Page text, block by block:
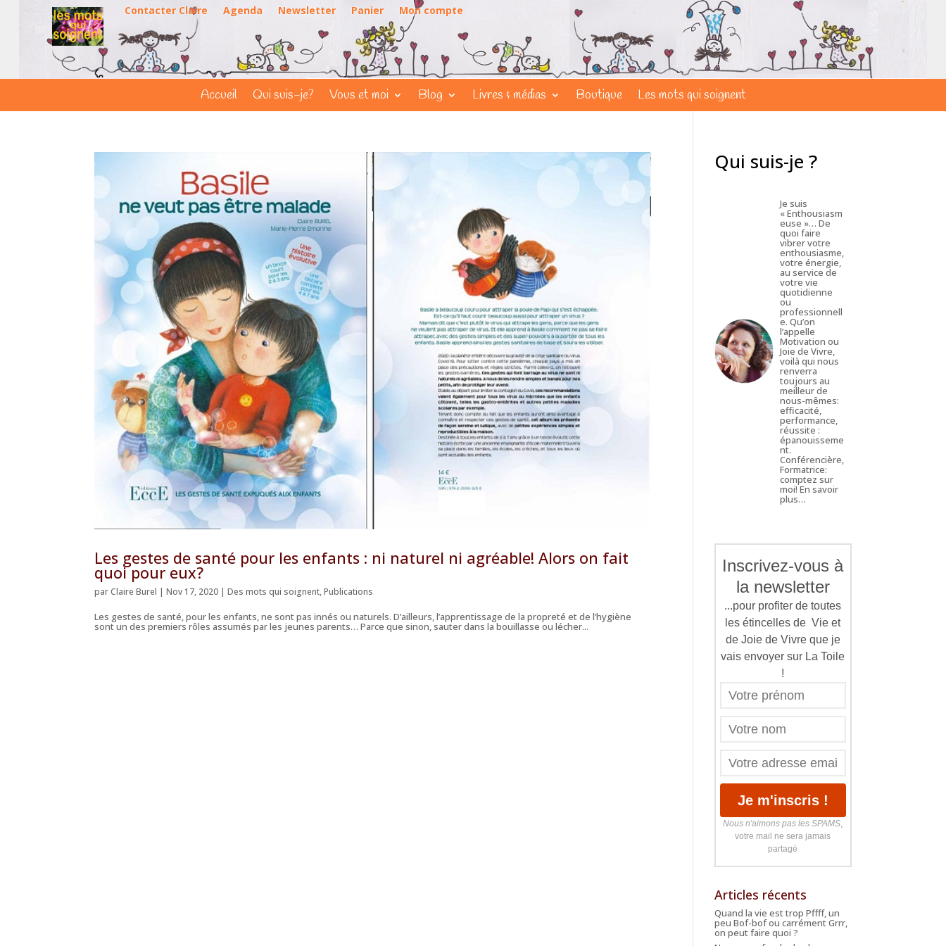
Contacter Claire Agenda Newsletter Panier Mon compte
Accueil Qui suis-je? Vous et moi Blog Livres & médias Boutique Les mots qui soignent
Les gestes de santé pour les enfants : ni naturel ni agréable! Alors on fait
quoi pour eux?
parClaire Burel |Nov 17, 2020 |Des mots qui soignent,Publications
Les gestes de santé, pour les enfants, ne sont pas innés ou naturels. D’ailleurs, l’apprentissage de la propreté et de l’hygiène
sont un des premiers rôles assumés par les jeunes parents… Parce que sinon, sauter dans la bouillasse ou lécher...
Qui suis-je ?
Je suis
« Enthousiasm
euse »… De
quoi faire
vibrer votre
enthousiasme,
votre énergie,
au service de
votre vie
quotidienne
ou
professionnell
e. Qu’on
l’appelle
Motivation ou
Joie de Vivre,
voilà qui nous
renverra
toujours au
meilleur de
nous-mêmes:
efficacité,
performance,
réussite :
épanouisseme
nt.
Conférencière,
Formatrice:
comptez sur
moi!En savoir
plus…
Inscrivez-vous à
la newsletter
...pour profiter de toutes
les étincelles de Vie et
de Joie de Vivre que je
vais envoyer sur La Toile
!
Nous n'aimons pas les SPAMS,
votre mail ne sera jamais
partagé
Articles récents
Quand la vie est trop Pffff, un
peu Bof-bof ou carrément Grrr,
on peut faire quoi ?